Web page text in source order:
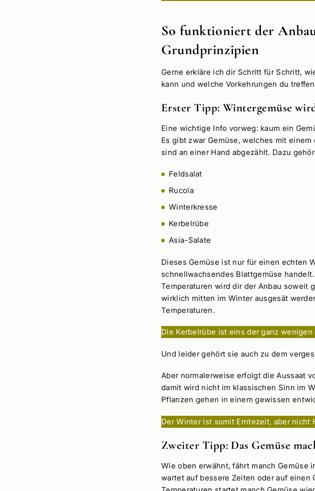
So funktioniert der
Grundprinzipien
Gerne erkläre ich dir Schritt für Schritt,
kann und welche Vorkehrungen du
Erster Tipp: Wintergemüse
Eine wichtige Info vorweg: kaum ein
Es gibt zwar Gemüse, welches mit
sind an einer Hand abgezählt. Dazu
Feldsalat
Rucola
Winterkresse
Kerbelrübe
Asia-Salate
Dieses Gemüse ist nur für einen echten
schnellwachsendes Blattgemüse
Temperaturen wird dir der Anbau soweit
wirklich mitten im Winter ausgesät
Temperaturen.
Die Kerbelrübe ist eins der ganz
Und leider gehört sie auch zu dem
Aber normalerweise erfolgt die Aussaat
damit wird nicht im klassischen Sinn im
Pflanzen gehen in einem gewissen
Der Winter ist somit Erntezeit, aber nicht
Zweiter Tipp: Das Gemüse
Wie oben erwähnt, fährt manch Gemüse
wartet auf bessere Zeiten oder auf einen